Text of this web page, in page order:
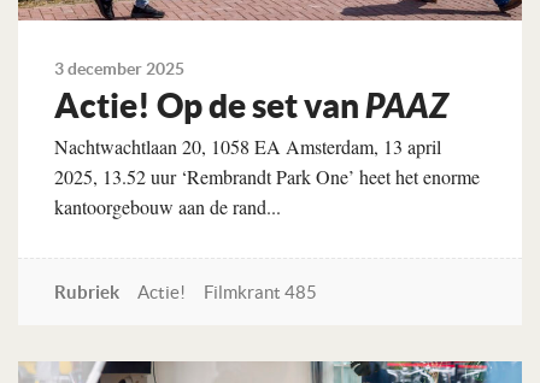
3 december 2025
Actie! Op de set vanPAAZ
Nachtwachtlaan 20, 1058 EA Amsterdam, 13 april
2025, 13.52 uur ‘Rembrandt Park One’ heet het enorme
kantoorgebouw aan de rand...
Rubriek Actie! Filmkrant 485
Lees verder